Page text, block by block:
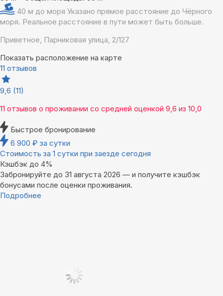
40 м до моря Указано прямое расстояние до Чёрного
моря. Реальное расстояние в пути может быть больше.
Приветное, Парниковая улица, 2/127
Показать расположение на карте
11 отзывов
9,6 (11)
11 отзывов о проживании со средней оценкой 9,6 из 10,0
Быстрое бронирование
6 900 ₽ за сутки
Стоимость за 1 сутки при заезде сегодня
Кэшбэк до 4%
Забронируйте до 31 августа 2026 — и получите кэшбэк
бонусами после оценки проживания.
Подробнее